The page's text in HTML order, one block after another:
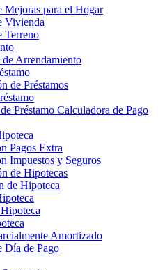
Mejoras para el Hogar
Vivienda
Terreno
Arrendamiento
de Préstamos
Préstamo Calculadora de Pago
Pagos Extra
Impuestos y Seguros
de Hipotecas
de Hipoteca
Amortizado
Día de Pago